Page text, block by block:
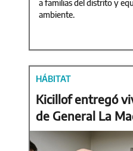
a familias del distrito y
ambiente.
HÁBITAT
Kicillof entregó
de General La